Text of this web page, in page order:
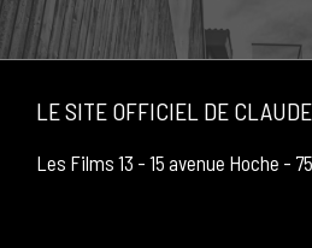
LE SITE OFFICIEL DE
Les Films 13 - 15 avenue Hoche -